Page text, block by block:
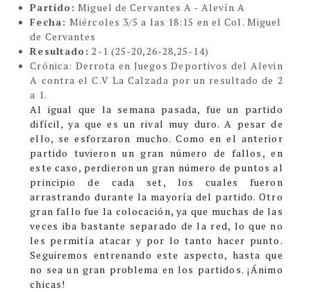
Partido: Miguel de Cervantes A - Alevín A
Fecha:Miércoles 3/5 a las 18:15 en el Col. Miguel
de Cervantes
Resultado: 2-1 (25-20,26-28,25-14)
Crónica: Derrota en Juegos Deportivos del Alevin
A contra el C.V La Calzada por un resultado de 2
a 1.
Al igual que la semana pasada, fue un partido
difícil, ya que es un rival muy duro. A pesar de
ello, se esforzaron mucho. Como en el anterior
partido tuvieron un gran número de fallos, en
este caso, perdieron un gran número de puntos al
principio de cada set, los cuales fueron
arrastrando durante la mayoría del partido. Otro
gran fallo fue la colocación, ya que muchas de las
veces iba bastante separado de la red, lo que no
les permitía atacar y por lo tanto hacer punto.
Seguiremos entrenando este aspecto, hasta que
no sea un gran problema en los partidos. ¡Ánimo
chicas!